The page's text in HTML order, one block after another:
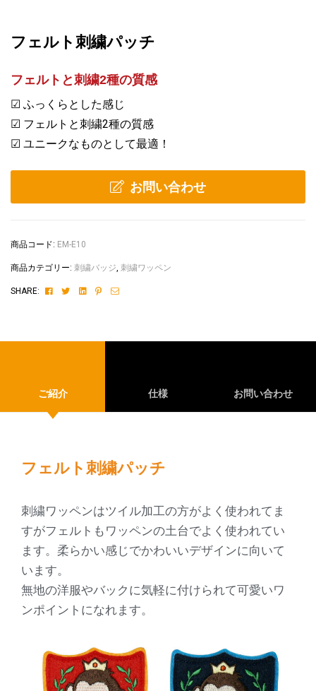
フェルト刺繍パッチ
フェルトと刺繍2種の質感
☑ ふっくらとした感じ
☑ フェルトと刺繍2種の質感
☑ ユニークなものとして最適！
お問い合わせ
商品コード: EM-E10
商品カテゴリー: 刺繍バッジ 刺繍ワッペン
SHARE: FacebookTwitterLinkedinPinterest
Email
ご紹介 仕様 お問い合わせ
フェルト刺繍パッチ
刺繍ワッペンはツイル加工の方がよく使われてま
すがフェルトもワッペンの土台でよく使われてい
ます。柔らかい感じでかわいいデザインに向いて
います。
無地の洋服やバックに気軽に付けられて可愛いワ
ンポイントになれます。